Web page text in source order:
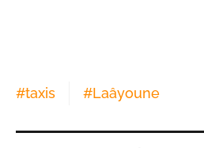
#taxis #Laâyoune